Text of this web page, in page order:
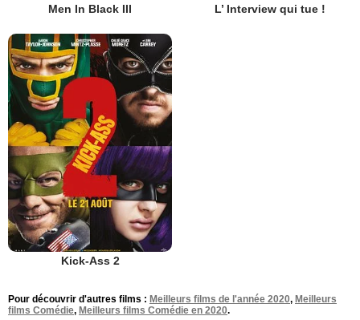
Men In Black III L’ Interview qui tue !
Kick-Ass 2
Pour découvrir d'autres films : Meilleurs films de l'année 2020, Meilleurs
films Comédie, Meilleurs films Comédie en 2020.